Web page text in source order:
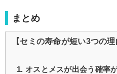
まとめ
【セミの寿命が短い3つの理
オスとメスが出会う確率